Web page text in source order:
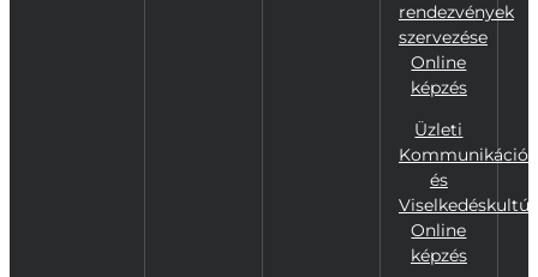
rendezvények
szervezése
Online
képzés
Üzleti
Kommunikáció
és
Online
képzés